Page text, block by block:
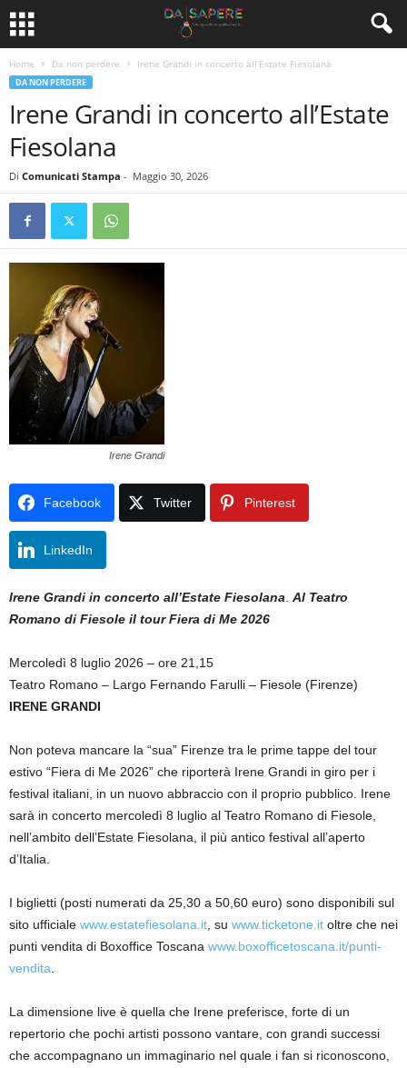
Home Da non perdere Irene Grandi in concerto all’Estate Fiesolana
DA NON PERDERE
Irene Grandi in concerto all’Estate
Fiesolana
Di Comunicati Stampa - Maggio 30, 2026
Irene Grandi
Facebook Twitter Pinterest
LinkedIn
Irene Grandi in concerto all’Estate Fiesolana Al Teatro
Romano di Fiesole il tour Fiera di Me 2026
Mercoledì 8 luglio 2026 – ore 21,15
Teatro Romano – Largo Fernando Farulli – Fiesole (Firenze)
IRENE GRANDI
Non poteva mancare la “sua” Firenze tra le prime tappe del tour
estivo “Fiera di Me 2026” che riporterà Irene Grandi in giro per i
festival italiani, in un nuovo abbraccio con il proprio pubblico. Irene
sarà in concerto mercoledì 8 luglio al Teatro Romano di Fiesole,
nell’ambito dell’Estate Fiesolana, il più antico festival all’aperto
d’Italia.
I biglietti (posti numerati da 25,30 a 50,60 euro) sono disponibili sul
sito ufficiale www.estatefiesolana.it , su www.ticketone.it oltre che nei
punti vendita di Boxoffice Toscana www.boxofficetoscana.it/punti-
vendita
La dimensione live è quella che Irene preferisce, forte di un
repertorio che pochi artisti possono vantare, con grandi successi
che accompagnano un immaginario nel quale i fan si riconoscono,